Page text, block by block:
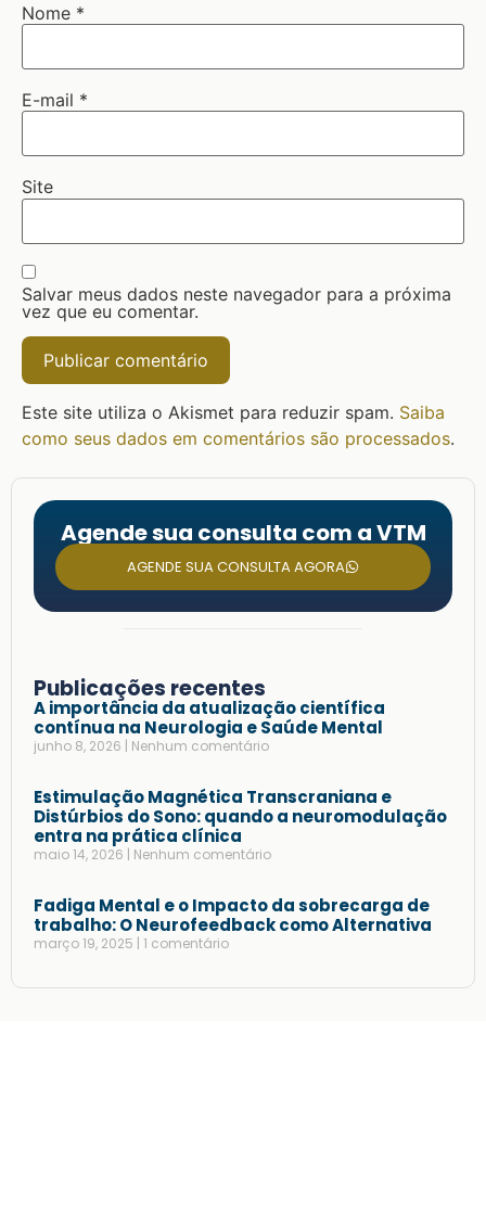
Nome *
E-mail *
Site
Salvar meus dados neste navegador para a próxima
vez que eu comentar.
Este site utiliza o Akismet para reduzir spam. Saiba
como seus dados em comentários são processados.
Agende sua consulta com a VTM
AGENDE SUA CONSULTA AGORA
Publicações recentes
A importância da atualização científica
contínua na Neurologia e Saúde Mental
junho 8, 2026 Nenhum comentário
Estimulação Magnética Transcraniana e
Distúrbios do Sono: quando a neuromodulação
entra na prática clínica
maio 14, 2026 Nenhum comentário
Fadiga Mental e o Impacto da sobrecarga de
trabalho: O Neurofeedback como Alternativa
março 19, 2025 1 comentário